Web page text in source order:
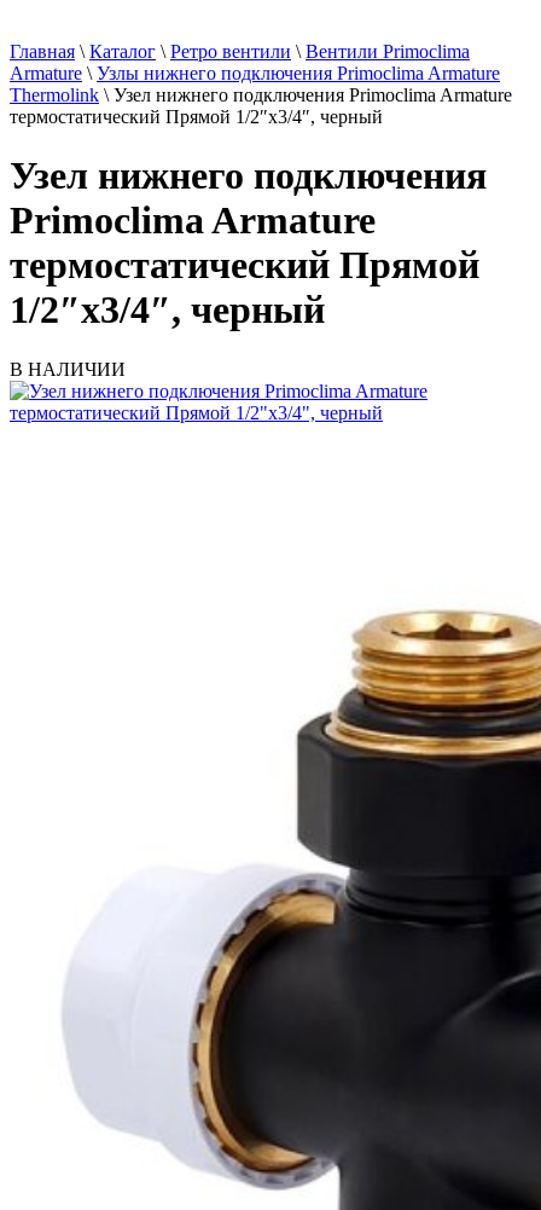
Главная \ Каталог \ Ретро вентили \ Вентили Primoclima
Armature \ Узлы нижнего подключения Primoclima Armature
Thermolink \ Узел нижнего подключения Primoclima Armature
термостатический Прямой 1/2″х3/4″, черный
Узел нижнего подключения
Primoclima Armature
термостатический Прямой
1/2″х3/4″, черный
В НАЛИЧИИ